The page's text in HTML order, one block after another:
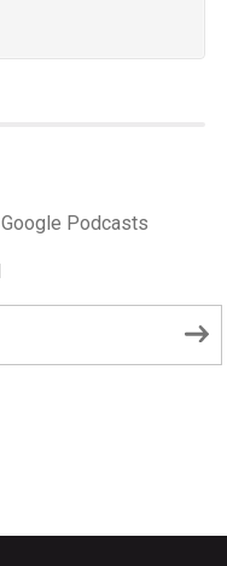
Google Podcasts